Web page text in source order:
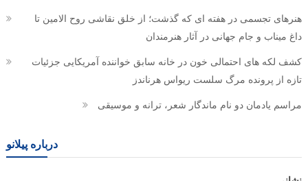
هنرهای تجسمی در هفته ای که گذشت؛ از خلق نقاشی روح الامین تا
داغ میناب و جام جهانی در آثار هنرمندان
کشف لکه های احتمالی خون در خانه سابق خواننده آمریکایی جزئیات
تازه از پرونده مرگ سلست ریواس هرناندز
مراسم یادمان دو نام ماندگار شعر، ترانه و موسیقی
درباره پیلانو